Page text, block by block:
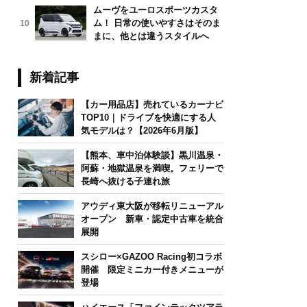
10
ムーヴをユーロスポーツカスタ
ム！ 日常の使いやすさはそのま
まに、他とは違うスタイルへ
新着記事
【カー用品店】売れているカーナビ
TOP10｜ドライブを快適にする人
気モデルは？【2026年6月版】
【熊本、車中泊体験談】黒川温泉・
阿蘇・地獄温泉を満喫。フェリーで
長崎へ抜ける子連れ旅
アウディ東大阪が移転リニューアル
オープン 新車・認定中古車を統合
展開
スシロー×GAZOO Racing初コラボ
開催 限定ミニカー付きメニューが
登場